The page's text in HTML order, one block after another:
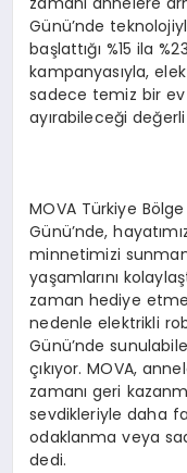
Günü’nde
başlattığı %15 ila
kampanyasıyla,
sadece temiz bir ev
ayırabileceği
MOVA Türkiye
Günü’nde,
minnetimizi
yaşamlarını
zaman hediye
nedenle elektrikli
Günü’nde
çıkıyor. MOVA,
zamanı geri
sevdikleriyle daha
odaklanma veya
dedi.